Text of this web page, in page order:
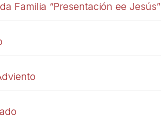
Familia “Presentación ee Jesús”